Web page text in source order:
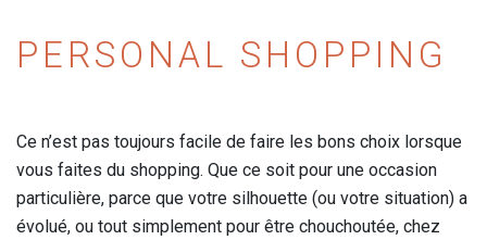
PERSONAL SHOPPING
Ce n’est pas toujours facile de faire les bons choix lorsque
vous faites du shopping. Que ce soit pour une occasion
particulière, parce que votre silhouette (ou votre situation) a
évolué, ou tout simplement pour être chouchoutée, chez